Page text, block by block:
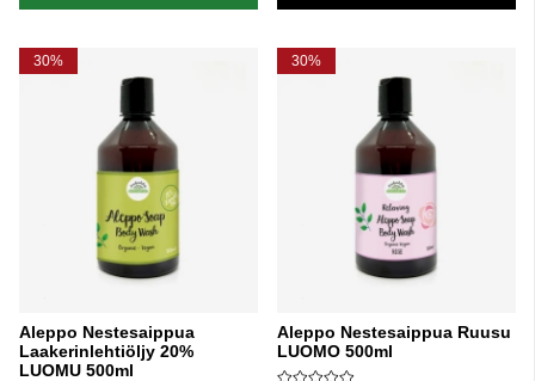
30%
Aleppo Nestesaippua
Laakerinlehtiöljy 20%
LUOMU 500ml
30%
Aleppo Nestesaippua Ruusu
LUOMO 500ml